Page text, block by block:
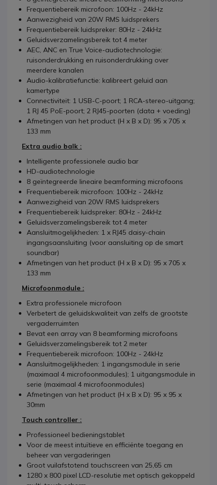
Frequentiebereik microfoon: 100Hz - 24kHz
Aanwezigheid van 20W RMS luidsprekers
Frequentiebereik luidspreker: 80Hz - 24kHz
Geluidsverzamelingsbereik tot 4 meter
AEC, ANC en True Voice-audiotechnologie:
ruisonderdrukking en ruisonderdrukking over
meerdere kanalen
Audio-kalibratiefunctie: kalibreert geluid aan
kamertype
Connectiviteit: 1 USB-C-poort; 1 RCA-stereo-uitgang;
1 RJ 45 PoE-poort; 2 RJ45-poorten (data + voeding)
Afmetingen van het product (H x B x D): 95 x 705 x
133 mm
Extra audio balk :
Intelligente professionele audio bar
HD-audiotechnologie
8 geïntegreerde lineaire beamforming microfoons
Frequentiebereik microfoon: 100Hz - 24kHz
Aanwezigheid van 20W RMS luidsprekers
Frequentiebereik luidspreker: 80Hz - 24kHz
Geluidsverzamelingsbereik tot 4 meter
Aansluitmogelijkheden: 1 x RJ45 daisy-chain
ingangsaansluiting (voor aansluiting op de smart
soundbar)
Afmetingen van het product (H x B x D): 95 x 705 x
133 mm
Microfoonmodule :
Extra professionele microfoon
Verbetert de geluidskwaliteit van zelfs de grootste
vergaderruimten
Bevat een array van 8 beamforming microfoons
Geluidsverzamelingsbereik tot 2 meter
Frequentiebereik microfoon: 100Hz - 24kHz
Aansluitmogelijkheden: 1 ingangsmodule in serie
(maximaal 4 microfoonmodules); 1 uitgangsmodule in
serie (maximaal 4 microfoonmodules)
Afmetingen van het product (H x B x D): 95 x 95 x
30mm
Touch controller :
Professioneel bedieningstablet
Voor de meest intuïtieve en efficiënte toegang en
beheer van vergaderingen
Groot vuilafstotend touchscreen van 25,65 cm
1280 x 800 pixel LCD-resolutie met optisch gekoppeld